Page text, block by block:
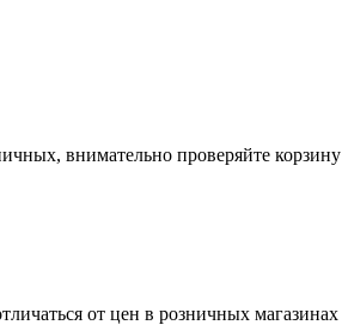
внимательно проверяйте корзину
от цен в розничных магазинах